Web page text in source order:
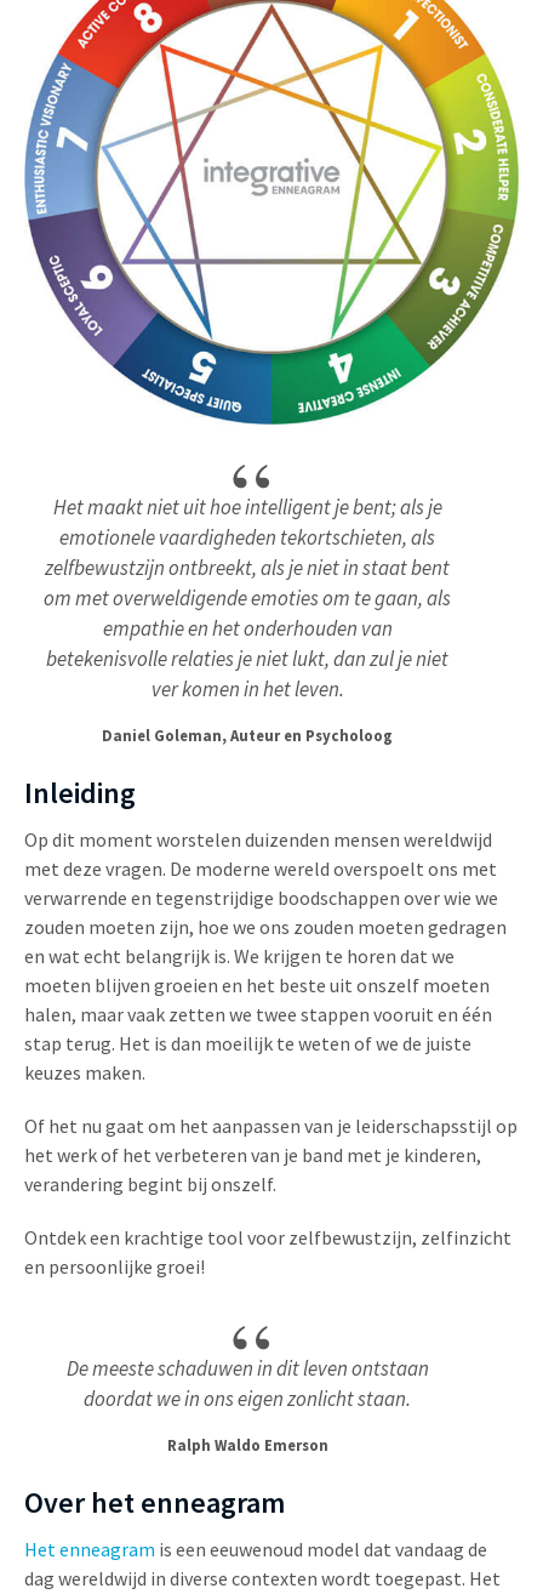
Het maakt niet uit hoe intelligent je bent; als je
emotionele vaardigheden tekortschieten, als
zelfbewustzijn ontbreekt, als je niet in staat bent
om met overweldigende emoties om te gaan, als
empathie en het onderhouden van
betekenisvolle relaties je niet lukt, dan zul je niet
ver komen in het leven.
Daniel Goleman, Auteur en Psycholoog
Inleiding
Op dit moment worstelen duizenden mensen wereldwijd
met deze vragen. De moderne wereld overspoelt ons met
verwarrende en tegenstrijdige boodschappen over wie we
zouden moeten zijn, hoe we ons zouden moeten gedragen
en wat echt belangrijk is. We krijgen te horen dat we
moeten blijven groeien en het beste uit onszelf moeten
halen, maar vaak zetten we twee stappen vooruit en één
stap terug. Het is dan moeilijk te weten of we de juiste
keuzes maken.
Of het nu gaat om het aanpassen van je leiderschapsstijl op
het werk of het verbeteren van je band met je kinderen,
verandering begint bij onszelf.
Ontdek een krachtige tool voor zelfbewustzijn, zelfinzicht
en persoonlijke groei!
De meeste schaduwen in dit leven ontstaan
doordat we in ons eigen zonlicht staan.
Ralph Waldo Emerson
Over het enneagram
Het enneagram is een eeuwenoud model dat vandaag de
dag wereldwijd in diverse contexten wordt toegepast. Het